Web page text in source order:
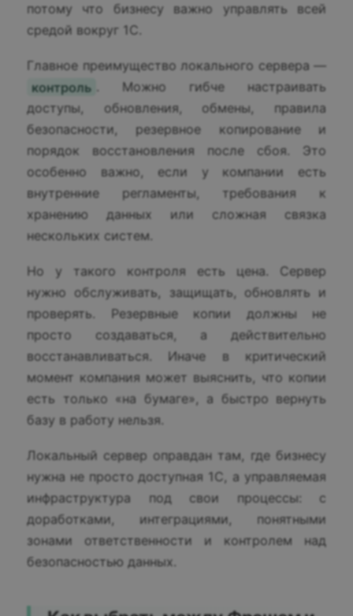
потому что бизнесу важно управлять всей
средой вокруг 1С.
Главное преимущество локального сервера —
контроль . Можно гибче настраивать
доступы, обновления, обмены, правила
безопасности, резервное копирование и
порядок восстановления после сбоя. Это
особенно важно, если у компании есть
внутренние регламенты, требования к
хранению данных или сложная связка
нескольких систем.
Но у такого контроля есть цена. Сервер
нужно обслуживать, защищать, обновлять и
проверять. Резервные копии должны не
просто создаваться, а действительно
восстанавливаться. Иначе в критический
момент компания может выяснить, что копии
есть только «на бумаге», а быстро вернуть
базу в работу нельзя.
Локальный сервер оправдан там, где бизнесу
нужна не просто доступная 1С, а управляемая
инфраструктура под свои процессы: с
доработками, интеграциями, понятными
зонами ответственности и контролем над
безопасностью данных.